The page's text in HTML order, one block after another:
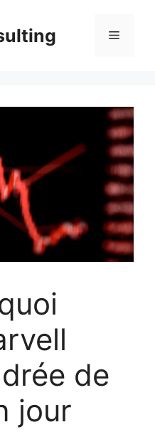
Menu
de
jour